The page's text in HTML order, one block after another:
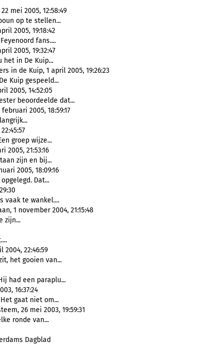
mei 2005, 12:58:49
op te stellen...
2005, 19:18:42
fans....
2005, 19:32:47
het in De Kuip...
in de Kuip, 1 april 2005, 19:26:23
Kuip gespeeld...
2005, 14:52:05
beoordeelde dat...
2005, 18:59:17
groep wijze...
2005, 21:53:16
zijn en bij...
2005, 18:09:16
Dat...
vaak te wankel....
1 november 2004, 21:15:48
zijn...
22:46:59
het gooien van...
had een paraplu...
16:37:24
gaat niet om...
26 mei 2003, 19:59:31
ronde van...
Dagblad